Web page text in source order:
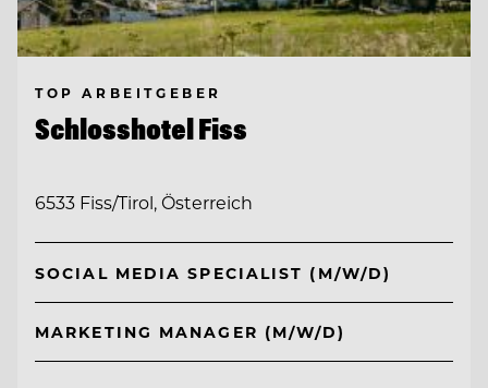
TOP ARBEITGEBER
Schlosshotel Fiss
6533 Fiss/Tirol, Österreich
SOCIAL MEDIA SPECIALIST (M/W/D)
MARKETING MANAGER (M/W/D)